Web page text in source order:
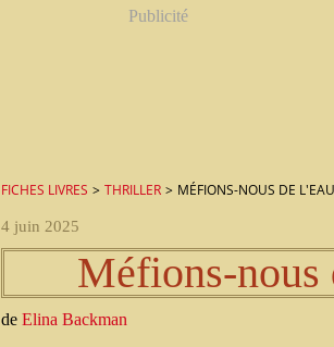
Publicité
FICHES LIVRES > THRILLER > MÉFIONS-NOUS DE
4 juin 2025
Méfions-nous
de Elina Backman